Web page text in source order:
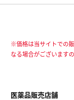
※価格は当サイトでの
なる場合がございます
医薬品販売店舗